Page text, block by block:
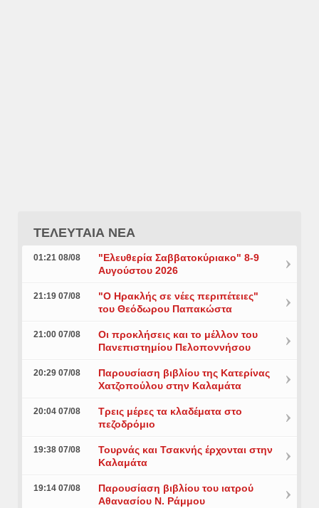
ΤΕΛΕΥΤΑΙΑ ΝΕΑ
01:21 08/08
"Ελευθερία Σαββατοκύριακο" 8-9
Αυγούστου 2026
21:19 07/08
"Ο Ηρακλής σε νέες περιπέτειες"
του Θεόδωρου Παπακώστα
21:00 07/08
Οι προκλήσεις και το μέλλον του
Πανεπιστημίου Πελοποννήσου
20:29 07/08
Παρουσίαση βιβλίου της Κατερίνας
Χατζοπούλου στην Καλαμάτα
20:04 07/08
Τρεις μέρες τα κλαδέματα στο
πεζοδρόμιο
19:38 07/08
Τουρνάς και Τσακνής έρχονται στην
Καλαμάτα
19:14 07/08
Παρουσίαση βιβλίου του ιατρού
Αθανασίου Ν. Ράμμου